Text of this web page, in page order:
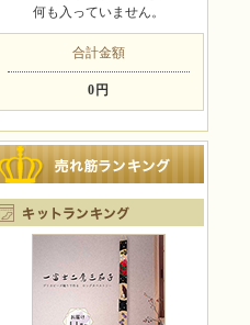
何も入っていません。
合計金額
0円